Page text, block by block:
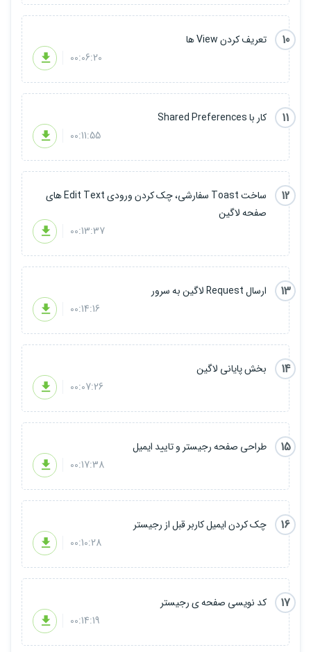
- Hash کردن رمز عبور داخل دیتابیس
- و ...
پیش نیاز های این دوره آموزشی، آشنایی مقدماتی با برنامه نویسی
اندروید و همچنین زبان PHP می باشد.
و اینکه لطفا هر سوالی راجع به این دوره داشتین در بخش پرسش و پاسخ
مطرح کنید.
موفق و پیروز باشید.
10
تعریف کردن View ها
00:06:20
11
کار با Shared Preferences
00:11:55
12
ساخت Toast سفارشی، چک کردن ورودی Edit Text های
صفحه لاگین
00:13:37
13
ارسال Request لاگین به سرور
00:14:16
14
بخش پایانی لاگین
00:07:26
15
طراحی صفحه رجیستر و تایید ایمیل
00:17:38
16
چک کردن ایمیل کاربر قبل از رجیستر
00:10:28
17
کد نویسی صفحه ی رجیستر
00:14:19